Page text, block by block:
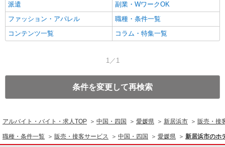
派遣
副業・WワークOK
ファッション・アパレル
職種・条件一覧
コンテンツ一覧
コラム・特集一覧
1／1
条件を変更して再検索
アルバイト・バイト・求人TOP 中国・四国 愛媛県 新居浜市 販売・接
職種・条件一覧 販売・接客サービス 中国・四国 愛媛県 新居浜市のホ